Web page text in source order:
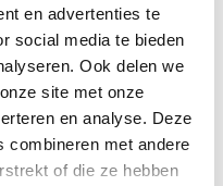
en advertenties te
social media te bieden
Ook delen we
site met onze
en analyse. Deze
combineren met andere
of die ze hebben
onderwijs